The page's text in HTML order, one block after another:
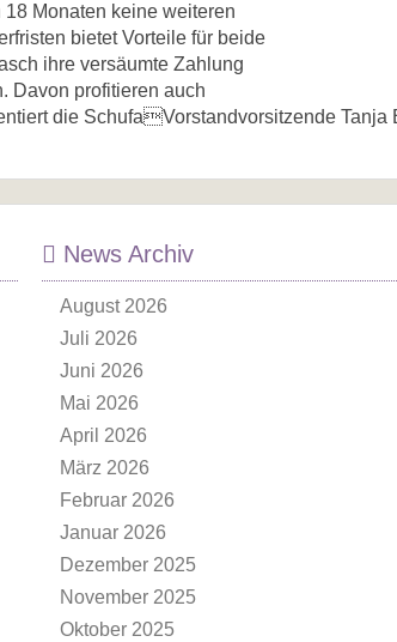
Monaten keine weiteren
bietet Vorteile für beide
ihre versäumte Zahlung
Davon profitieren auch
die SchufaVorstandvorsitzende Tanja
News Archiv
August 2026
Juli 2026
Juni 2026
Mai 2026
April 2026
März 2026
Februar 2026
Januar 2026
Dezember 2025
November 2025
Oktober 2025